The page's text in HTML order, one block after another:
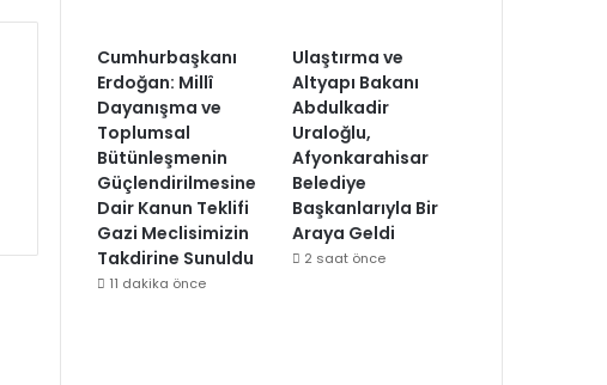
Cumhurbaşkanı
Erdoğan: Millî
Dayanışma ve
Toplumsal
Bütünleşmenin
Güçlendirilmesine
Dair Kanun Teklifi
Gazi Meclisimizin
Takdirine Sunuldu
11 dakika önce
Ulaştırma ve
Altyapı Bakanı
Abdulkadir
Uraloğlu,
Afyonkarahisar
Belediye
Başkanlarıyla Bir
Araya Geldi
2 saat önce